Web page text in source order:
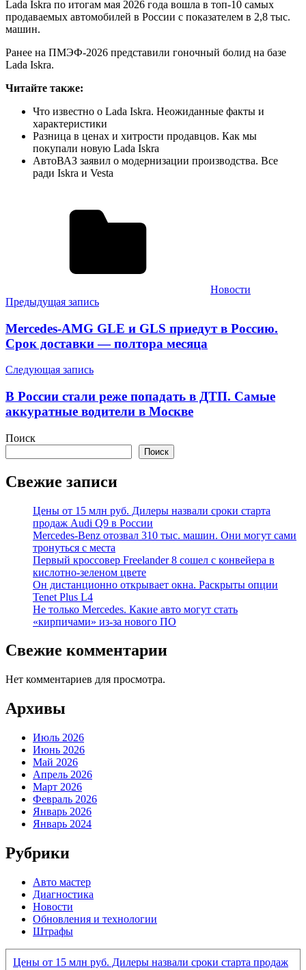
Lada Iskra по итогам мая 2026 года вошла в топ-10 самых
продаваемых автомобилей в России с показателем в 2,8 тыс.
машин.
Ранее на ПМЭФ-2026 представили гоночный болид на базе
Lada Iskra.
Читайте также:
Что известно о Lada Iskra. Неожиданные факты и
характеристики
Разница в ценах и хитрости продавцов. Как мы
покупали новую Lada Iskra
АвтоВАЗ заявил о модернизации производства. Все
ради Iskra и Vesta
Новости
Навигация
по
записям
Предыдущая запись
Mercedes-AMG GLE и GLS приедут в Россию.
Срок доставки — полтора месяца
Следующая запись
В России стали реже попадать в ДТП. Самые
аккуратные водители в Москве
Поиск
Поиск
Свежие записи
Цены от 15 млн руб. Дилеры назвали сроки старта
продаж Audi Q9 в России
Mercedes-Benz отозвал 310 тыс. машин. Они могут сами
тронуться с места
Первый кроссовер Freelander 8 сошел с конвейера в
кислотно-зеленом цвете
Он дистанционно открывает окна. Раскрыты опции
Tenet Plus L4
Не только Mercedes. Какие авто могут стать
«кирпичами» из-за нового ПО
Свежие комментарии
Нет комментариев для просмотра.
Архивы
Июль 2026
Июнь 2026
Май 2026
Апрель 2026
Март 2026
Февраль 2026
Январь 2026
Январь 2024
Рубрики
Авто мастер
Диагностика
Новости
Обновления и технологии
Штрафы
Цены от 15 млн руб. Дилеры назвали сроки старта продаж